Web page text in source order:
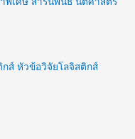
ส์ หัวข้อวิจัยโลจิสติกส์